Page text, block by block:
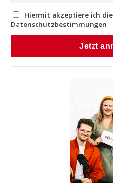
Hiermit akzeptiere ich die
Datenschutzbestimmungen